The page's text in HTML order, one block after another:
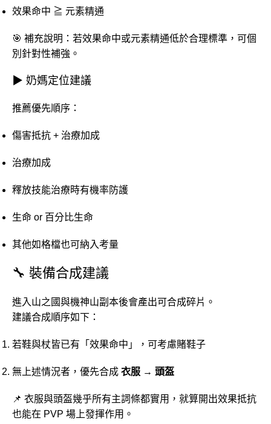
效果命中 ≧ 元素精通
🎯 補充說明：若效果命中或元素精通低於合理標準，可個
別針對性補強。
▶ 奶媽定位建議
推薦優先順序：
傷害抵抗 + 治療加成
治療加成
釋放技能治療時有機率防護
生命 or 百分比生命
其他如格檔也可納入考量
🔧 裝備合成建議
進入山之國與機神山副本後會產出可合成碎片。
建議合成順序如下：
若鞋與杖皆已有「效果命中」，可考慮賭鞋子
無上述情況者，優先合成 衣服 → 頭盔
📌 衣服與頭盔幾乎所有主詞條都實用，就算開出效果抵抗
也能在 PVP 場上發揮作用。